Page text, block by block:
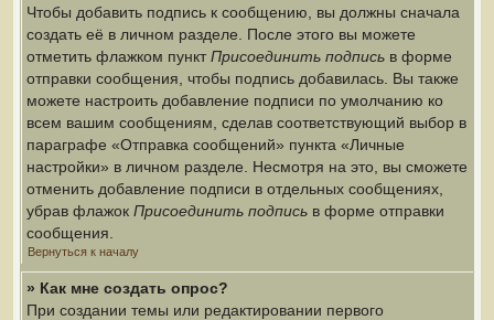
Чтобы добавить подпись к сообщению, вы должны сначала
создать её в личном разделе. После этого вы можете
отметить флажком пунктПрисоединить подпись в форме
отправки сообщения, чтобы подпись добавилась. Вы также
можете настроить добавление подписи по умолчанию ко
всем вашим сообщениям, сделав соответствующий выбор в
параграфе «Отправка сообщений» пункта «Личные
настройки» в личном разделе. Несмотря на это, вы сможете
отменить добавление подписи в отдельных сообщениях,
убрав флажок Присоединить подпись в форме отправки
сообщения.
Вернуться к началу
» Как мне создать опрос?
При создании темы или редактировании первого